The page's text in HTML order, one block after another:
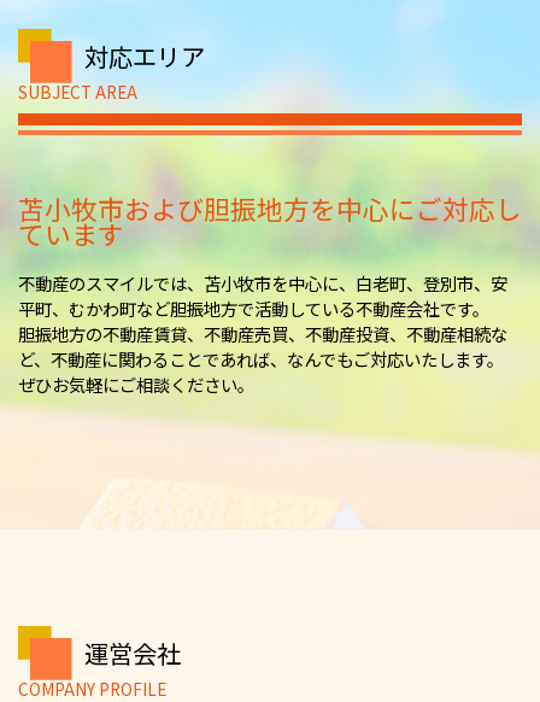
対応エリア
SUBJECT AREA
苫小牧市および胆振地方を中心にご対応し
ています
不動産のスマイルでは、苫小牧市を中心に、白老町、登別市、安
平町、むかわ町など胆振地方で活動している不動産会社です。
胆振地方の不動産賃貸、不動産売買、不動産投資、不動産相続な
ど、不動産に関わることであれば、なんでもご対応いたします。
ぜひお気軽にご相談ください。
運営会社
COMPANY PROFILE